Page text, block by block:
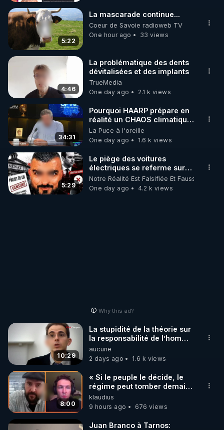
5:22
La mascarade continue...
Coeur de Savoie radioweb TV
One hour ago
33 views
4:46
La problématique des dents
dévitalisées et des implants
TrueMedia
One day ago
2.1 k views
34:31
Pourquoi HAARP prépare en
réalité un CHAOS climatique,
on répond
La Puce à l'oreille
One day ago
1.6 k views
5:29
Le piège des voitures
électriques se referme sur
les usagers !
Notre Réalité Est Falsifiée Et Fausse
One day ago
4.2 k views
Why this ad?
10:29
La stupidité de la théorie sur
la responsabilité de l’homme
concernant le dioxyde de
carbone.
aucune
2 days ago
1.6 k views
8:00
« Si le peuple le décide, le
régime peut tomber demain !
»
klaudius
9 hours ago
676 views
Juan Branco à Tarnos: